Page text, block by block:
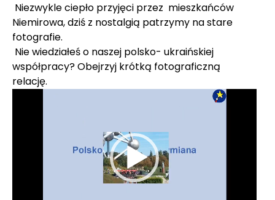
Niezwykle ciepło przyjęci przez mieszkańców
Niemirowa, dziś z nostalgią patrzymy na stare
fotografie.
Nie wiedziałeś o naszej polsko- ukraińskiej
współpracy? Obejrzyj krótką fotograficzną
relację.